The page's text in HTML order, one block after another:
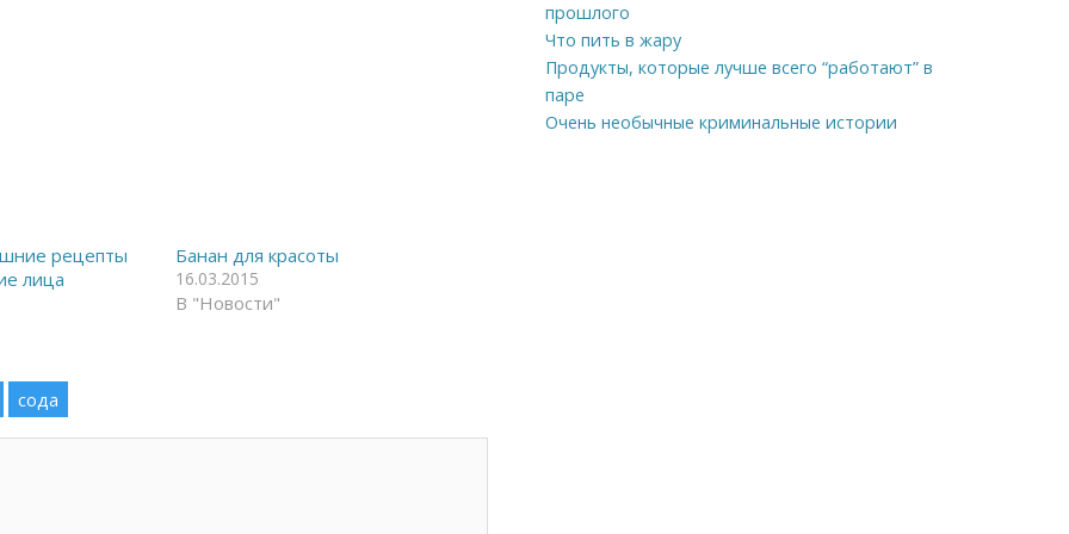
рецепты
лица
Банан для красоты
16.03.2015
В "Новости"
сода
прошлого
Что пить в жару
Продукты, которые лучше всего “работают” в
паре
Очень необычные криминальные истории